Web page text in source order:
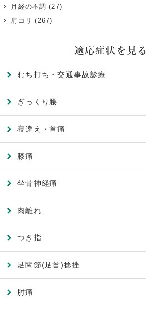
月経の不調 (27)
肩コリ (267)
適応症状を見る
むち打ち・交通事故診療
ぎっくり腰
寝違え・首痛
膝痛
坐骨神経痛
肉離れ
つき指
足関節(足首)捻挫
肘痛